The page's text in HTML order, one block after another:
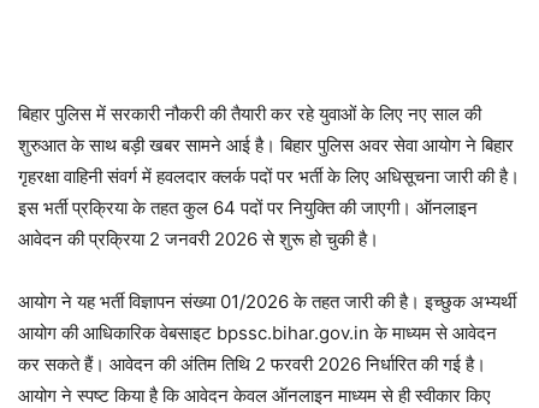
बिहार पुलिस में सरकारी नौकरी की तैयारी कर रहे युवाओं के लिए नए साल की
शुरुआत के साथ बड़ी खबर सामने आई है। बिहार पुलिस अवर सेवा आयोग ने बिहार
गृहरक्षा वाहिनी संवर्ग में हवलदार क्लर्क पदों पर भर्ती के लिए अधिसूचना जारी की है।
इस भर्ती प्रक्रिया के तहत कुल 64 पदों पर नियुक्ति की जाएगी। ऑनलाइन
आवेदन की प्रक्रिया 2 जनवरी 2026 से शुरू हो चुकी है।
आयोग ने यह भर्ती विज्ञापन संख्या 01/2026 के तहत जारी की है। इच्छुक अभ्यर्थी
आयोग की आधिकारिक वेबसाइट bpssc.bihar.gov.in के माध्यम से आवेदन
कर सकते हैं। आवेदन की अंतिम तिथि 2 फरवरी 2026 निर्धारित की गई है।
आयोग ने स्पष्ट किया है कि आवेदन केवल ऑनलाइन माध्यम से ही स्वीकार किए